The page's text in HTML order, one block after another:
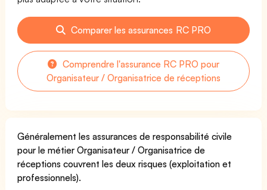
Comparer les assurances RC PRO
Comprendre l'assurance RC PRO pour
Organisateur / Organisatrice de réceptions
Généralement les assurances de responsabilité civile
pour le métier Organisateur / Organisatrice de
réceptions couvrent les deux risques (exploitation et
professionnels).